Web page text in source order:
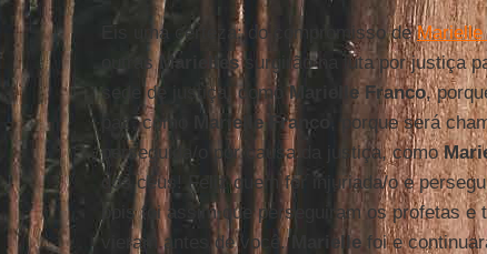
Eis uma certeza: do compromisso de
outrasMariellessurgirão na luta por justiça
sede de justiça, comoMarielle Franco,
paz, como
Marielle Franco
, porque será
perseguida/o por causa da justiça, como
dos céus! Feliz quem for injuriada/o e
pois foi assim que perseguiram os profetas
vieram antes de você.
Mariellefoi e